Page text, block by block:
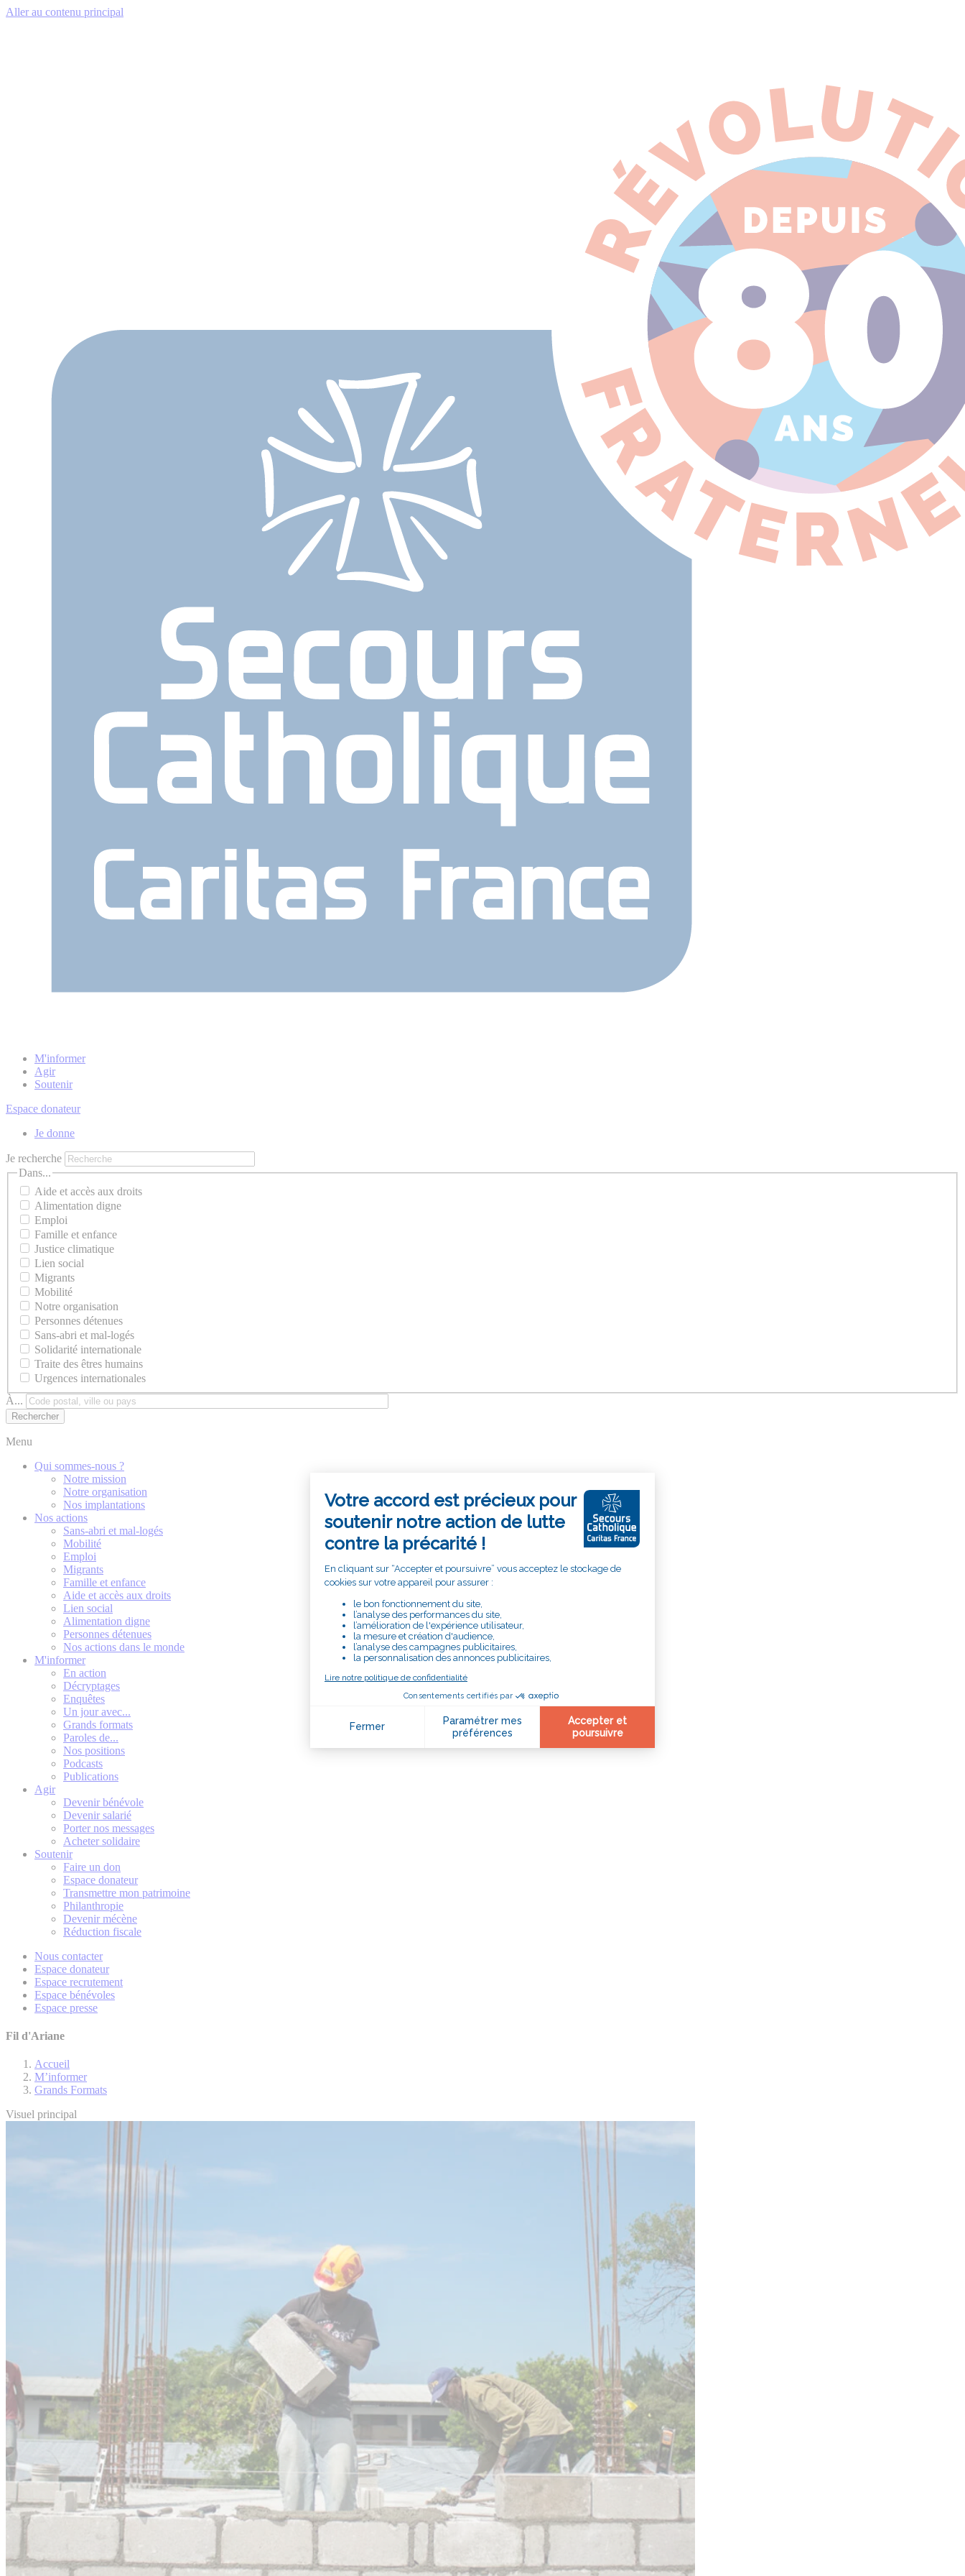
Aller au contenu principal
M'informer
Agir
Soutenir
Espace donateur
Je donne
Je recherche
Dans...
Aide et accès aux droits
Alimentation digne
Emploi
Famille et enfance
Justice climatique
Lien social
Migrants
Mobilité
Notre organisation
Personnes détenues
Sans-abri et mal-logés
Solidarité internationale
Traite des êtres humains
Urgences internationales
À...
Menu
Qui sommes-nous ?
Notre mission
Notre organisation
Nos implantations
Nos actions
Sans-abri et mal-logés
Mobilité
Emploi
Migrants
Famille et enfance
Aide et accès aux droits
Lien social
Alimentation digne
Personnes détenues
Nos actions dans le monde
M'informer
En action
Décryptages
Enquêtes
Un jour avec...
Grands formats
Paroles de...
Nos positions
Podcasts
Publications
Agir
Devenir bénévole
Devenir salarié
Porter nos messages
Acheter solidaire
Soutenir
Faire un don
Espace donateur
Transmettre mon patrimoine
Philanthropie
Devenir mécène
Réduction fiscale
Nous contacter
Espace donateur
Espace recrutement
Espace bénévoles
Espace presse
Fil d'Ariane
Accueil
M’informer
Grands Formats
Visuel principal